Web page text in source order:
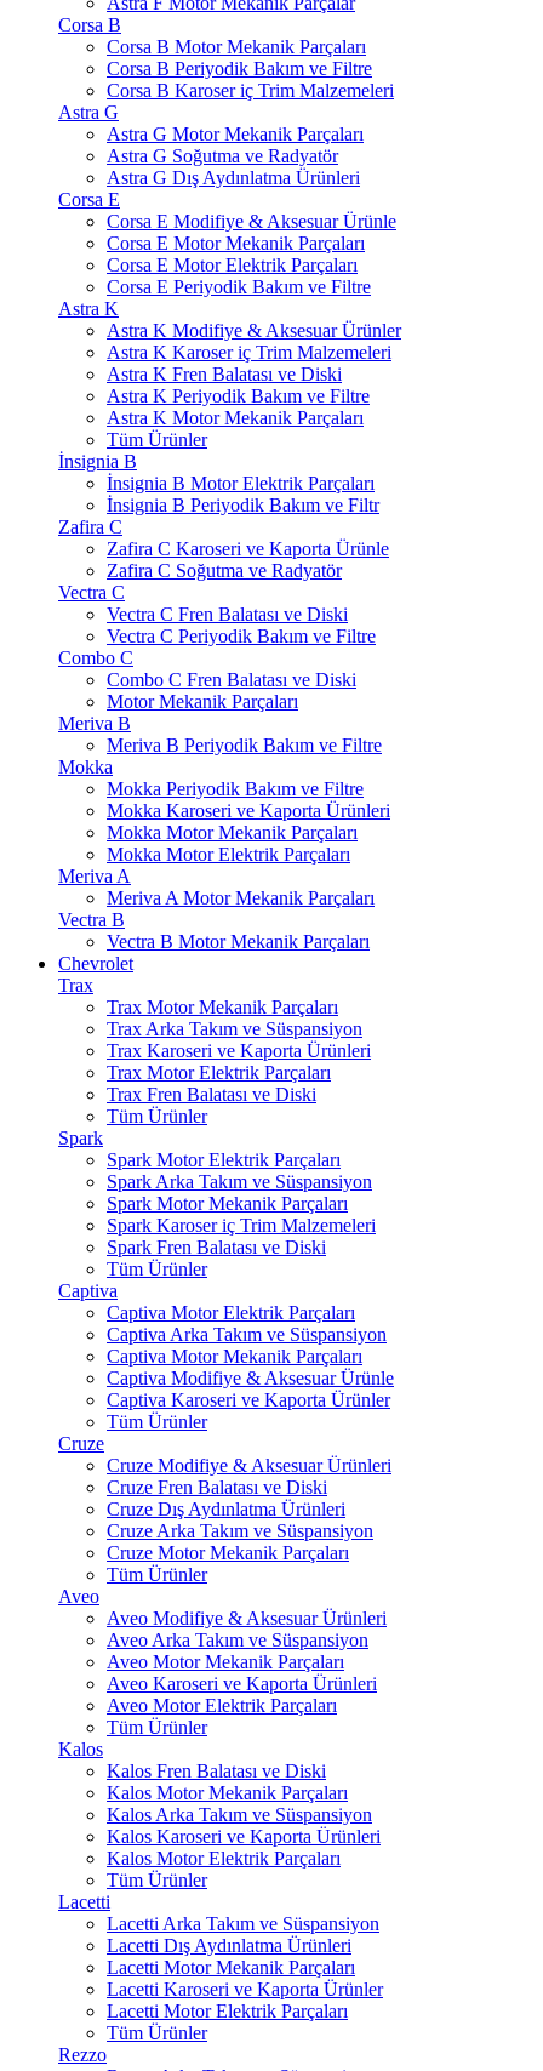
Corsa B
Corsa B Motor Mekanik Parçaları
Corsa B Periyodik Bakım ve Filtre
Corsa B Karoser iç Trim Malzemeleri
Astra G
Astra G Motor Mekanik Parçaları
Astra G Soğutma ve Radyatör
Astra G Dış Aydınlatma Ürünleri
Corsa E
Corsa E Modifiye & Aksesuar Ürünle
Corsa E Motor Mekanik Parçaları
Corsa E Motor Elektrik Parçaları
Corsa E Periyodik Bakım ve Filtre
Astra K
Astra K Modifiye & Aksesuar Ürünler
Astra K Karoser iç Trim Malzemeleri
Astra K Fren Balatası ve Diski
Astra K Periyodik Bakım ve Filtre
Astra K Motor Mekanik Parçaları
Tüm Ürünler
İnsignia B
İnsignia B Motor Elektrik Parçaları
İnsignia B Periyodik Bakım ve Filtr
Zafira C
Zafira C Karoseri ve Kaporta Ürünle
Zafira C Soğutma ve Radyatör
Vectra C
Vectra C Fren Balatası ve Diski
Vectra C Periyodik Bakım ve Filtre
Combo C
Combo C Fren Balatası ve Diski
Motor Mekanik Parçaları
Meriva B
Meriva B Periyodik Bakım ve Filtre
Mokka
Mokka Periyodik Bakım ve Filtre
Mokka Karoseri ve Kaporta Ürünleri
Mokka Motor Mekanik Parçaları
Mokka Motor Elektrik Parçaları
Meriva A
Meriva A Motor Mekanik Parçaları
Vectra B
Vectra B Motor Mekanik Parçaları
Chevrolet
Trax
Trax Motor Mekanik Parçaları
Trax Arka Takım ve Süspansiyon
Trax Karoseri ve Kaporta Ürünleri
Trax Motor Elektrik Parçaları
Trax Fren Balatası ve Diski
Tüm Ürünler
Spark
Spark Motor Elektrik Parçaları
Spark Arka Takım ve Süspansiyon
Spark Motor Mekanik Parçaları
Spark Karoser iç Trim Malzemeleri
Spark Fren Balatası ve Diski
Tüm Ürünler
Captiva
Captiva Motor Elektrik Parçaları
Captiva Arka Takım ve Süspansiyon
Captiva Motor Mekanik Parçaları
Captiva Modifiye & Aksesuar Ürünle
Captiva Karoseri ve Kaporta Ürünler
Tüm Ürünler
Cruze
Cruze Modifiye & Aksesuar Ürünleri
Cruze Fren Balatası ve Diski
Cruze Dış Aydınlatma Ürünleri
Cruze Arka Takım ve Süspansiyon
Cruze Motor Mekanik Parçaları
Tüm Ürünler
Aveo
Aveo Modifiye & Aksesuar Ürünleri
Aveo Arka Takım ve Süspansiyon
Aveo Motor Mekanik Parçaları
Aveo Karoseri ve Kaporta Ürünleri
Aveo Motor Elektrik Parçaları
Tüm Ürünler
Kalos
Kalos Fren Balatası ve Diski
Kalos Motor Mekanik Parçaları
Kalos Arka Takım ve Süspansiyon
Kalos Karoseri ve Kaporta Ürünleri
Kalos Motor Elektrik Parçaları
Tüm Ürünler
Lacetti
Lacetti Arka Takım ve Süspansiyon
Lacetti Dış Aydınlatma Ürünleri
Lacetti Motor Mekanik Parçaları
Lacetti Karoseri ve Kaporta Ürünler
Lacetti Motor Elektrik Parçaları
Tüm Ürünler
Rezzo